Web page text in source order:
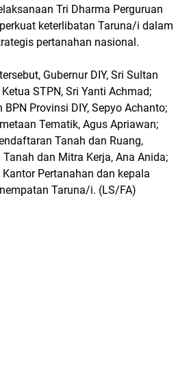
Tri Dharma Perguruan
keterlibatan Taruna/i dalam
pertanahan nasional.
Gubernur DIY, Sri Sultan
STPN, Sri Yanti Achmad;
Provinsi DIY, Sepyo Achanto;
Tematik, Agus Apriawan;
Tanah dan Ruang,
dan Mitra Kerja, Ana Anida;
Pertanahan dan kepala
Taruna/i. (LS/FA)